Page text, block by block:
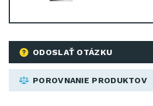
ODOSLAŤ OTÁZKU
POROVNANIE PRODUKTOV